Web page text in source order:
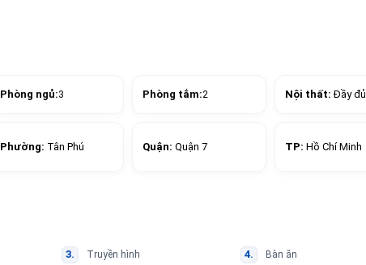
Phòng ngủ:3 Phòng tắm:2 Nội thất:Đầy đủ
Phường: Tân Phú Quận: Quận 7 TP: Hồ Chí Minh
Truyền hình Bàn ăn